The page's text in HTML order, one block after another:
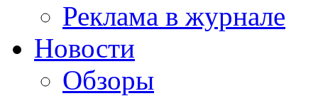
Реклама в журнале
Новости
Обзоры